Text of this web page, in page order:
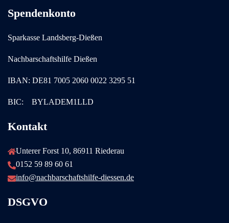
Spendenkonto
Sparkasse Landsberg-Dießen
Nachbarschaftshilfe Dießen
IBAN: DE81 7005 2060 0022 3295 51
BIC: BYLADEM1LLD
Kontakt
Unterer Forst 10, 86911 Riederau
0152 59 89 60 61
info@nachbarschaftshilfe-diessen.de
DSGVO